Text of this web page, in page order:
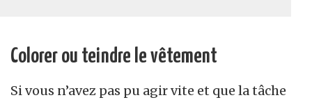
Colorer ou teindre le vêtement
Si vous n’avez pas pu agir vite et que la tâche